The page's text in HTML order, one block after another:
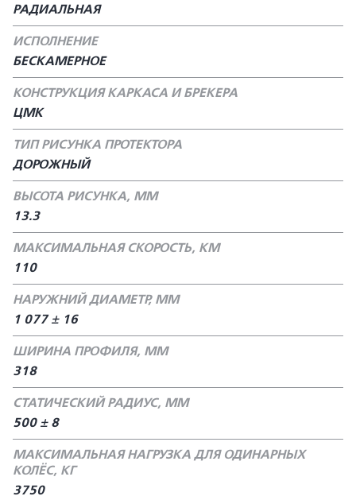
РАДИАЛЬНАЯ
ИСПОЛНЕНИЕ
БЕСКАМЕРНОЕ
КОНСТРУКЦИЯ КАРКАСА И БРЕКЕРА
ЦМК
ТИП РИСУНКА ПРОТЕКТОРА
ДОРОЖНЫЙ
ВЫСОТА РИСУНКА, ММ
13.3
МАКСИМАЛЬНАЯ СКОРОСТЬ, КМ
110
НАРУЖНИЙ ДИАМЕТР, ММ
1 077 ± 16
ШИРИНА ПРОФИЛЯ, ММ
318
СТАТИЧЕСКИЙ РАДИУС, ММ
500 ± 8
МАКСИМАЛЬНАЯ НАГРУЗКА ДЛЯ ОДИНАРНЫХ
КОЛЁС, КГ
3750